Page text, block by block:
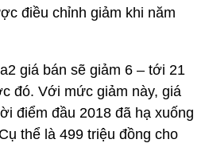
điều chỉnh giảm khi năm
giá bán sẽ giảm 6 – tới 21
đó. Với mức giảm này, giá
điểm đầu 2018 đã hạ xuống
thể là 499 triệu đồng cho